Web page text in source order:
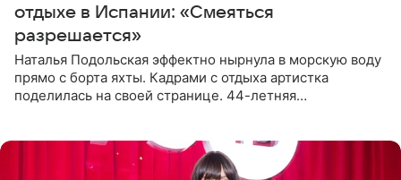
отдыхе в Испании: «Смеяться
разрешается»
Наталья Подольская эффектно нырнула в морскую воду
прямо с борта яхты. Кадрами с отдыха артистка
поделилась на своей странице. 44-летняя